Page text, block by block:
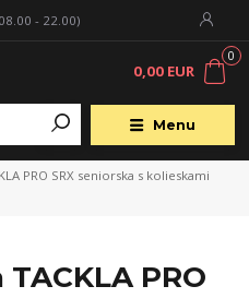
Menu
- 22.00)
0
0,00 EUR
PRO SRX seniorska s kolieskami
PRO